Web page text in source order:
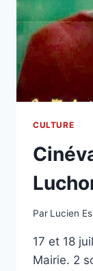
CULTURE
Par Lucien
17 et 18
Mairie. 2